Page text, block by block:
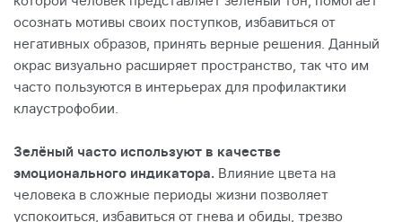
осознать мотивы своих поступков, избавиться от
негативных образов, принять верные решения. Данный
окрас визуально расширяет пространство, так что им
часто пользуются в интерьерах для профилактики
клаустрофобии.
Зелёный часто используют в качестве
эмоционального индикатора. Влияние цвета на
человека в сложные периоды жизни позволяет
успокоиться, избавиться от гнева и обиды, трезво